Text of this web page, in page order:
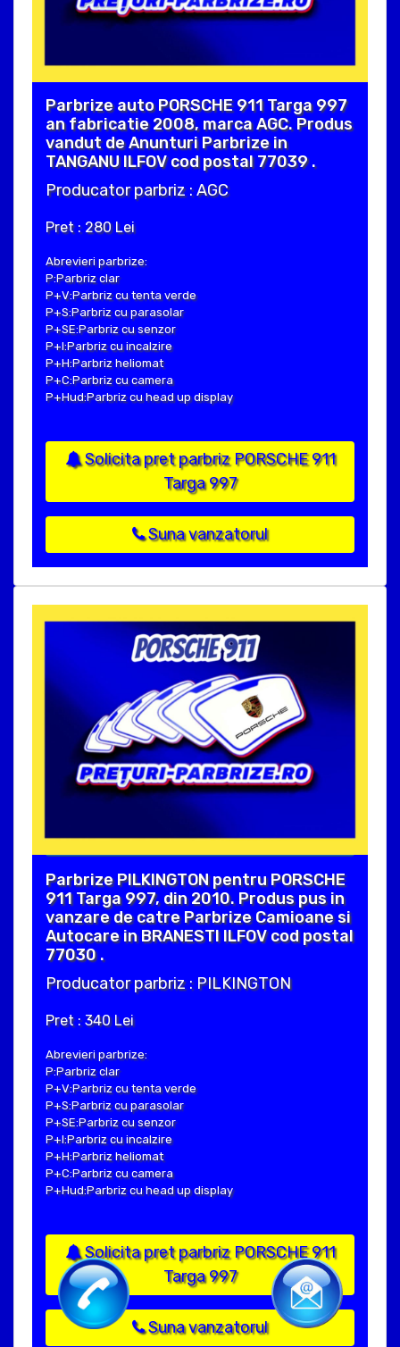
Parbrize auto PORSCHE 911 Targa 997
an fabricatie 2008, marca AGC. Produs
vandut de Anunturi Parbrize in
TANGANU ILFOV cod postal 77039 .
Producator parbriz : AGC
Pret : 280 Lei
Abrevieri parbrize:
P:Parbriz clar
P+V:Parbriz cu tenta verde
P+S:Parbriz cu parasolar
P+SE:Parbriz cu senzor
P+I:Parbriz cu incalzire
P+H:Parbriz heliomat
P+C:Parbriz cu camera
P+Hud:Parbriz cu head up display
Solicita pret parbriz PORSCHE 911
Targa 997
Suna vanzatorul
Parbrize PILKINGTON pentru PORSCHE
911 Targa 997, din 2010. Produs pus in
vanzare de catre Parbrize Camioane si
Autocare in BRANESTI ILFOV cod postal
77030 .
Producator parbriz : PILKINGTON
Pret : 340 Lei
Abrevieri parbrize:
P:Parbriz clar
P+V:Parbriz cu tenta verde
P+S:Parbriz cu parasolar
P+SE:Parbriz cu senzor
P+I:Parbriz cu incalzire
P+H:Parbriz heliomat
P+C:Parbriz cu camera
P+Hud:Parbriz cu head up display
Solicita pret parbriz PORSCHE 911
Targa 997
Suna vanzatorul